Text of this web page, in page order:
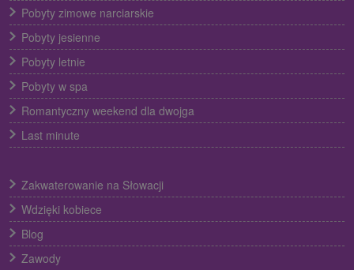
Pobyty zimowe narciarskie
Pobyty jesienne
Pobyty letnie
Pobyty w spa
Romantyczny weekend dla dwojga
Last minute
Zakwaterowanie na Słowacji
Wdzięki kobiece
Blog
Zawody